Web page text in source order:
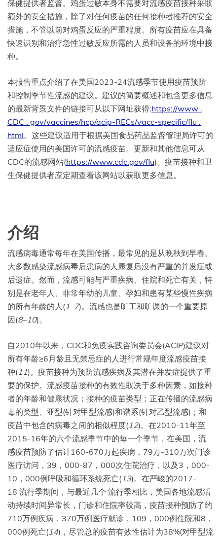
保健提供者监督。鸡蛋过敏本身不需要对流感疫苗接种采取
额外的安全措施，除了对任何疫苗的任何接种者推荐的安全
措施，不管以前对鸡蛋反应的严重程度。所有疫苗应在具备
快速识别和治疗急性过敏反应所需的人员和设备的环境中接
种。
本报告重点介绍了在美国2023-24流感季节使用疫苗预防
和控制季节性流感的建议。建议的简要概述和包含更多信息
的最新背景文件的链接可从以下网址获得:https://www .
CDC . gov/vaccines/hcp/acip-RECs/vacc-specific/flu .
html。这些建议适用于根据美国食品药品监督管理局许可的
适应症使用的美国许可的流感疫苗。更新和其他信息可从
CDC的流感网站(https://www.cdc.gov/flu)。疫苗接种和卫
生保健提供者应定期查看该网站以获取更多信息。
介绍
流感病毒通常每年在美国传播，最常见的是从晚秋到早春。
大多数感染流感病毒后患病的人康复后没有严重的并发症或
后遗症。然而，流感可能与严重疾病、住院和死亡有关，特
别是在老年人、非常年幼的儿童、孕妇和患有某些慢性疾病
的所有年龄的人( 1–7)。流感也是旷工和旷课的一个重要原
因(8– 10)。
自2010年以来，CDC和免疫实践咨询委员会(ACIP)建议对
所有年龄≥6月龄且无禁忌症的人进行常规年度流感疫苗接
种( 11)。疫苗接种为预防流感疾病及其潜在并发症提供了重
要的保护。流感疫苗接种的有效性取决于多种因素，如接种
者的年龄和健康状况；接种的疫苗类型；正在传播的流感病
毒的类型、亚型(针对甲型流感)和谱系(针对乙型流感)；和
疫苗中包含的病毒之间的相似程度( 12)。在2010-11年至
2015-16年的六个流感季节中的每一个季节，在美国，流
感疫苗预防了估计160-670万起疾病，79万-310万次门诊
医疗访问，39，000-87，000次住院治疗，以及3，000-
10，000例呼吸和循环系统死亡( 13)。在严峻的2017-
18 流行季期间，与最近几个 流行季相比，美国各地流感活
动持续时间异常长，门诊和住院率较高，疫苗接种预防了约
710万例疾病，370万例医疗就诊，109，000例住院和8，
000例死亡( 14)，尽管总的疫苗有效性估计为38%(对甲型流